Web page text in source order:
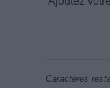
Caractères